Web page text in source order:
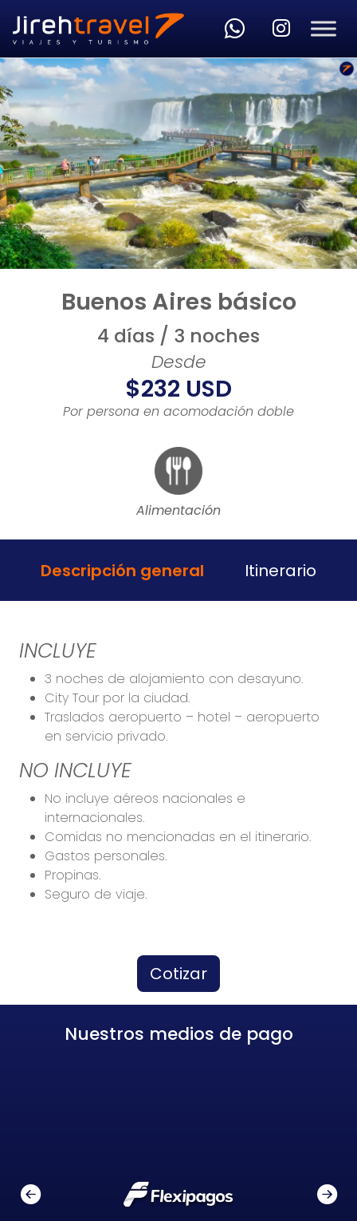
Buenos Aires básico
4 días / 3 noches
Desde
$232 USD
Por persona en acomodación doble
Alimentación
Descripción general Itinerario
INCLUYE
3 noches de alojamiento con desayuno.
City Tour por la ciudad.
Traslados aeropuerto – hotel – aeropuerto
en servicio privado.
NO INCLUYE
No incluye aéreos nacionales e
internacionales.
Comidas no mencionadas en el itinerario.
Gastos personales.
Propinas.
Seguro de viaje.
Cotizar
Nuestros medios de pago